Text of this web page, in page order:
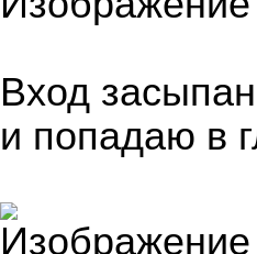
Вход
и попадаю в